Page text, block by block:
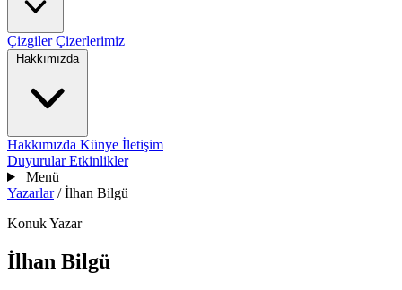
ÇizgilerÇizerlerimiz
Hakkımızda
Hakkımızda Künye İletişim
DuyurularEtkinlikler
Menü
Yazarlar / İlhan Bilgü
Konuk Yazar
İlhan Bilgü